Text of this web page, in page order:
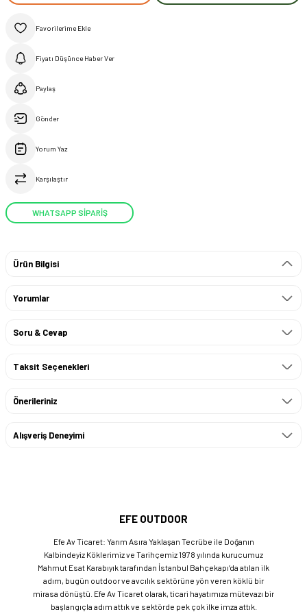
Fiyatı Düşünce Haber Ver
Paylaş
Gönder
Yorum Yaz
Karşılaştır
WHATSAPP SİPARİŞ
Ürün Bilgisi
Yorumlar
Soru & Cevap
Taksit Seçenekleri
Önerileriniz
Alışveriş Deneyimi
EFE OUTDOOR
Efe Av Ticaret: Yarım Asıra Yaklaşan Tecrübe ile Doğanın
Kalbindeyiz Köklerimiz ve Tarihçemiz 1978 yılında kurucumuz
Mahmut Esat Karabıyık tarafından İstanbul Bahçekapı’da atılan ilk
adım, bugün outdoor ve avcılık sektörüne yön veren köklü bir
mirasa dönüştü. Efe Av Ticaret olarak, ticari hayatımıza mütevazı bir
başlangıçla adım attık ve sektörde pek çok ilke imza attık.